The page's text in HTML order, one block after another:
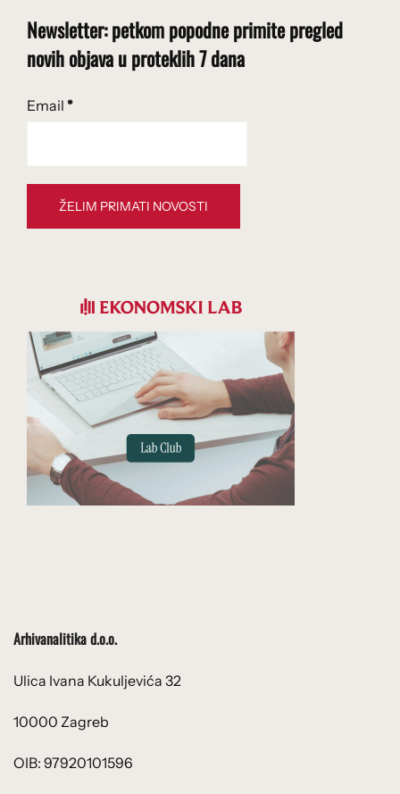
Newsletter: petkom popodne primite pregled
novih objava u proteklih 7 dana
Email *
Arhivanalitika d.o.o.
Ulica Ivana Kukuljevića 32
10000 Zagreb
OIB: 97920101596